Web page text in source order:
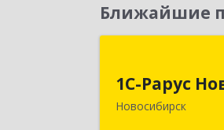
Ближайшие
1С-Рарус
Новосибирск
Новосибирск